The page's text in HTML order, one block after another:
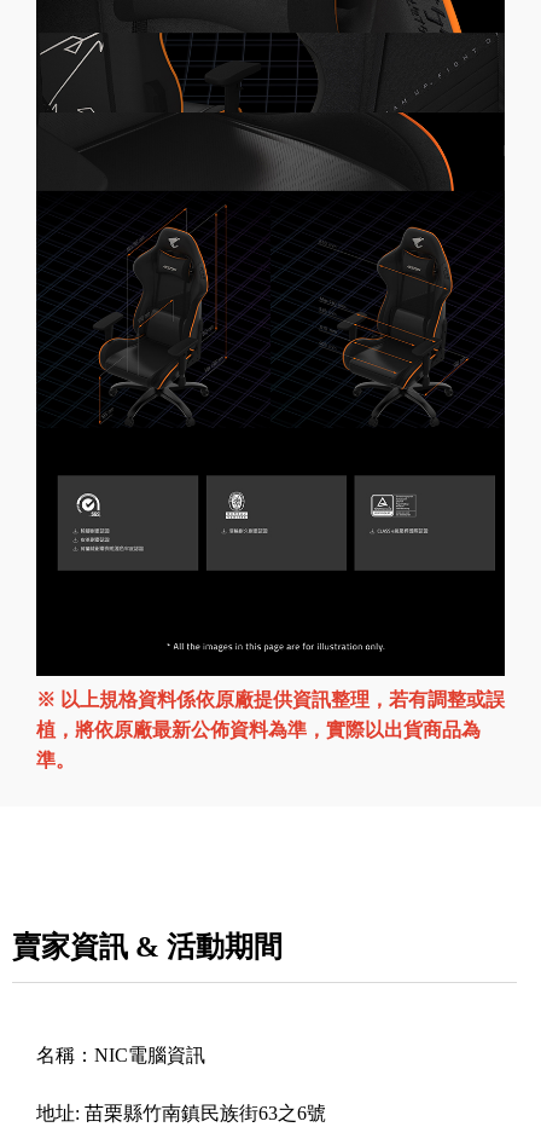
※ 以上規格資料係依原廠提供資訊整理，若有調整或誤
植，將依原廠最新公佈資料為準，實際以出貨商品為
準。
賣家資訊 & 活動期間
名稱： NIC電腦資訊
地址: 苗栗縣竹南鎮民族街63之6號